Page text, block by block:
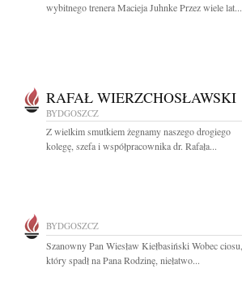
wybitnego trenera Macieja Juhnke Przez wiele lat...
RAFAŁ WIERZCHOSŁAWSKI
BYDGOSZCZ
Z wielkim smutkiem żegnamy naszego drogiego
kolegę, szefa i współpracownika dr. Rafała...
BYDGOSZCZ
Szanowny Pan Wiesław Kiełbasiński Wobec ciosu,
który spadł na Pana Rodzinę, niełatwo...